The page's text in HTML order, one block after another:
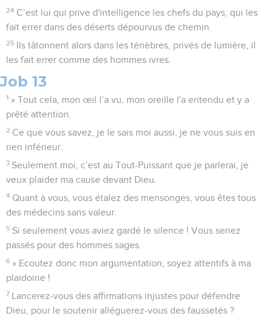
24 C’est lui qui prive d'intelligence les chefs du pays, qui les
fait errer dans des déserts dépourvus de chemin.
25 Ils tâtonnent alors dans les ténèbres, privés de lumière, il
les fait errer comme des hommes ivres.
Job 13
1 » Tout cela, mon œil l’a vu, mon oreille l'a entendu et y a
prêté attention.
2 Ce que vous savez, je le sais moi aussi, je ne vous suis en
rien inférieur.
3 Seulement moi, c’est au Tout-Puissant que je parlerai, je
veux plaider ma cause devant Dieu.
4 Quant à vous, vous étalez des mensonges, vous êtes tous
des médecins sans valeur.
5 Si seulement vous aviez gardé le silence ! Vous seriez
passés pour des hommes sages.
6 » Ecoutez donc mon argumentation, soyez attentifs à ma
plaidoirie !
7 Lancerez-vous des affirmations injustes pour défendre
Dieu, pour le soutenir alléguerez-vous des faussetés ?